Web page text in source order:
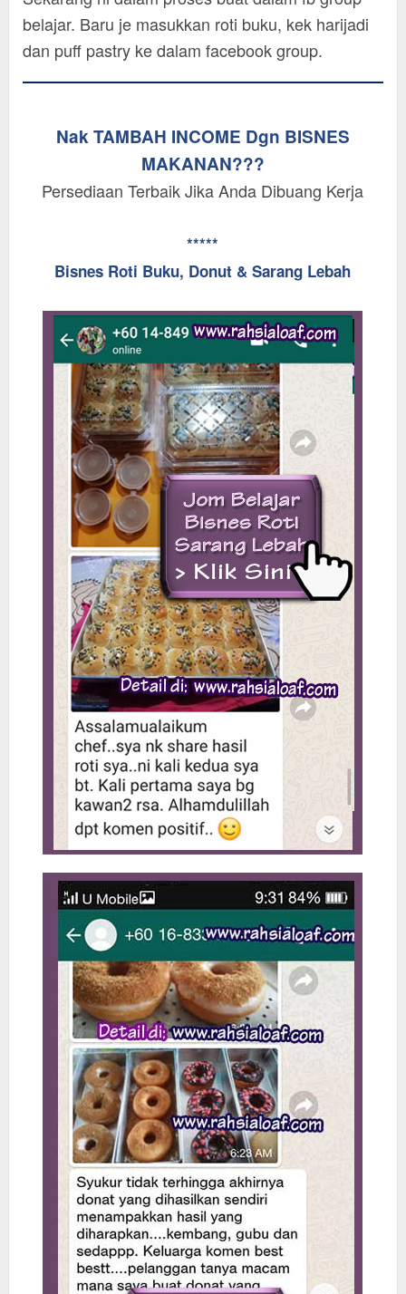
belajar. Baru je masukkan roti buku, kek harijadi
dan puff pastry ke dalam facebook group.
Nak TAMBAH INCOME Dgn BISNES
MAKANAN???
Persediaan Terbaik Jika Anda Dibuang Kerja
*****
Bisnes Roti Buku, Donut & Sarang Lebah